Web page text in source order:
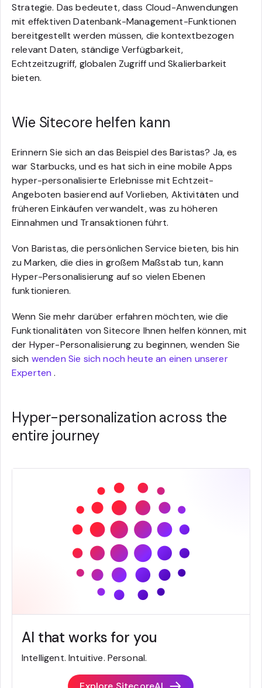
Strategie. Das bedeutet, dass Cloud-Anwendungen
mit effektiven Datenbank-Management-Funktionen
bereitgestellt werden müssen, die kontextbezogen
relevant Daten, ständige Verfügbarkeit,
Echtzeitzugriff, globalen Zugriff und Skalierbarkeit
bieten.
Wie Sitecore helfen kann
Erinnern Sie sich an das Beispiel des Baristas? Ja, es
war Starbucks, und es hat sich in eine mobile Apps
hyper-personalisierte Erlebnisse mit Echtzeit-
Angeboten basierend auf Vorlieben, Aktivitäten und
früheren Einkäufen verwandelt, was zu höheren
Einnahmen und Transaktionen führt.
Von Baristas, die persönlichen Service bieten, bis hin
zu Marken, die dies in großem Maßstab tun, kann
Hyper-Personalisierung auf so vielen Ebenen
funktionieren.
Wenn Sie mehr darüber erfahren möchten, wie die
Funktionalitäten von Sitecore Ihnen helfen können, mit
der Hyper-Personalisierung zu beginnen, wenden Sie
sich wenden Sie sich noch heute an einen unserer
Experten .
Hyper-personalization across the
entire journey
AI that works for you
Intelligent. Intuitive. Personal.